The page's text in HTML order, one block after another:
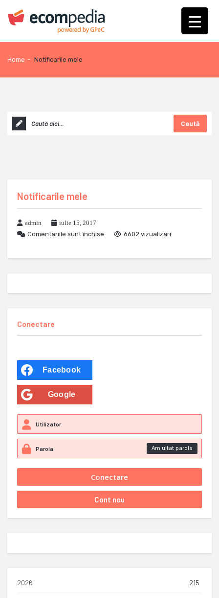
Home - Notificarile mele
Caută
Notificarile mele
admin
iulie 15, 2017
Comentariile sunt închise
6602 vizualizari
Conectare
Facebook
Google
Am uitat parola
2026 215